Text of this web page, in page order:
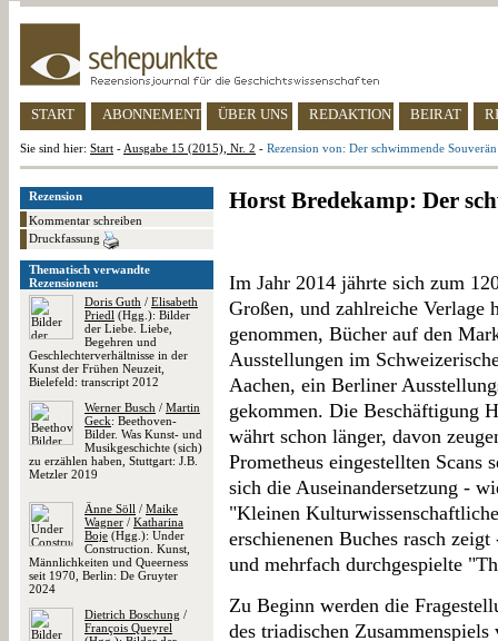
START ABONNEMENT ÜBER UNS REDAKTION BEIRAT
Sie sind hier: Start - Ausgabe 15 (2015), Nr. 2 - Rezension von: Der schwimmende Souverän
Rezension
Kommentar schreiben
Druckfassung
Thematisch verwandte
Rezensionen:
Doris Guth / Elisabeth
Priedl (Hgg.): Bilder
der Liebe. Liebe,
Begehren und
Geschlechterverhältnisse in der
Kunst der Frühen Neuzeit,
Bielefeld: transcript 2012
Werner Busch / Martin
Geck: Beethoven-
Bilder. Was Kunst- und
Musikgeschichte (sich)
zu erzählen haben, Stuttgart: J.B.
Metzler 2019
Änne Söll / Maike
Wagner / Katharina
Boje (Hgg.): Under
Construction. Kunst,
Männlichkeiten und Queerness
seit 1970, Berlin: De Gruyter
2024
Dietrich Boschung /
François Queyrel
Horst Bredekamp: Der
Im Jahr 2014 jährte sich zum
Großen, und zahlreiche Verlage
genommen, Bücher auf den
Ausstellungen im
Aachen, ein Berliner
gekommen. Die Beschäftigung
währt schon länger, davon
Prometheus eingestellten
sich die Auseinandersetzung -
"Kleinen
erschienenen Buches rasch
und mehrfach durchgespielte
Zu Beginn werden die
des triadischen